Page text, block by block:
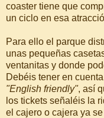
coaster tiene que
un ciclo en esa
Para ello el parque
unas pequeñas
ventanitas y donde
Debéis tener en
"English friendly", así
los tickets señaléis la
el cajero o cajera ya